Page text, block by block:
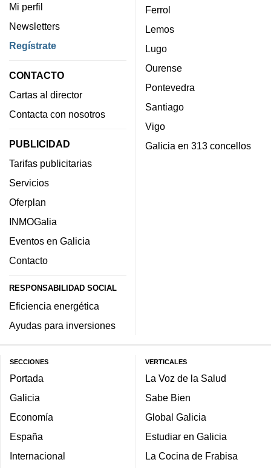
Mi perfil
Newsletters
Regístrate
CONTACTO
Cartas al director
Contacta con nosotros
PUBLICIDAD
Tarifas publicitarias
Servicios
Oferplan
INMOGalia
Eventos en Galicia
Contacto
RESPONSABILIDAD SOCIAL
Eficiencia energética
Ayudas para inversiones
Ferrol
Lemos
Lugo
Ourense
Pontevedra
Santiago
Vigo
Galicia en 313 concellos
SECCIONES
Portada
Galicia
Economía
España
Internacional
VERTICALES
La Voz de la Salud
Sabe Bien
Global Galicia
Estudiar en Galicia
La Cocina de Frabisa